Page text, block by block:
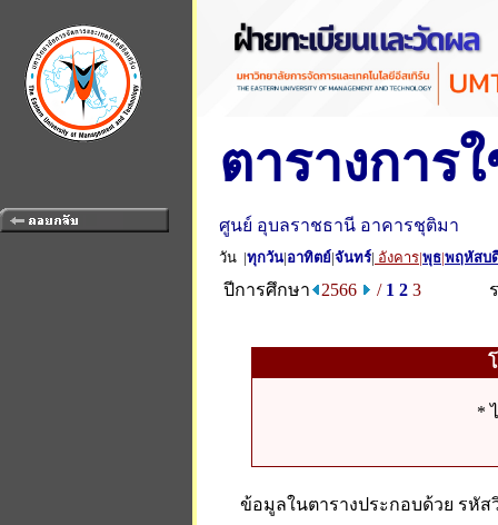
ตารางการ
ศูนย์ อุบลราชธานี อาคารชุติมา
วัน |ทุกวัน|อาทิตย์|จันทร์| อังคาร|พุธ|พฤหัสบ
ปีการศึกษา 2566 / 1 2 3
*
ข้อมูลในตารางประกอบด้วย รหั